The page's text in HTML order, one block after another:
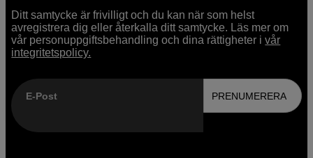
Ditt samtycke är frivilligt och du kan när som helst
avregistrera dig eller återkalla ditt samtycke. Läs mer om
vår personuppgiftsbehandling och dina rättigheter ivår
integritetspolicy.
E-Post PRENUMERERA